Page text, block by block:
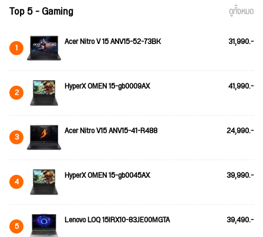
Top 5 - Gaming ดูทั้งหมด
1 Acer Nitro V 15 ANV15-52-73BK 31,990.-
2 HyperX OMEN 15-gb0009AX 41,990.-
3 Acer Nitro V15 ANV15-41-R488 24,990.-
4 HyperX OMEN 15-gb0045AX 39,990.-
5 Lenovo LOQ 15IRX10-83JE00MGTA 39,490.-